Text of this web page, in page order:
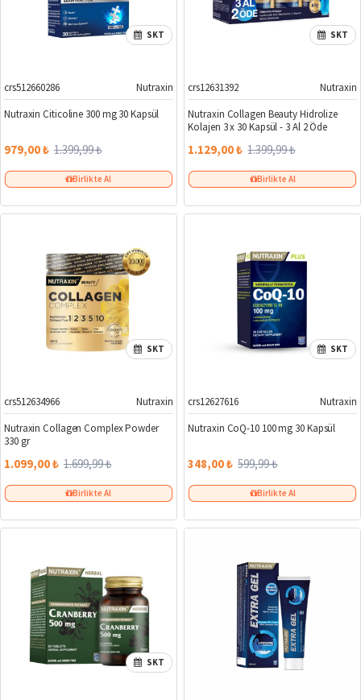
%30
SKT
crs512660286
Nutraxin
Nutraxin Citicoline 300 mg 30 Kapsül
979,00 ₺ 1.399,99 ₺
Birlikte Al
%19
SKT
crs12631392
Nutraxin
Nutraxin Collagen Beauty Hidrolize
Kolajen 3 x 30 Kapsül - 3 Al 2 Öde
1.129,00 ₺ 1.399,99 ₺
Birlikte Al
%35
SKT
crs512634966
Nutraxin
Nutraxin Collagen Complex Powder
330 gr
1.099,00 ₺ 1.699,99 ₺
Birlikte Al
%42
SKT
crs12627616
Nutraxin
Nutraxin CoQ-10 100 mg 30 Kapsül
348,00 ₺ 599,99 ₺
Birlikte Al
SKT